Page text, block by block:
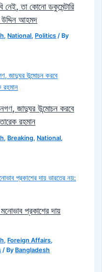
নেই, তা কোনো ডকুমেন্টারি
উদ্দিন আহমদ
, National, Politics / By
জাদুঘর উন্মোচন করবে
রহমান
, Breaking, National,
প্রকাশের দায়
, Foreign Affairs,
/ By Bangladesh